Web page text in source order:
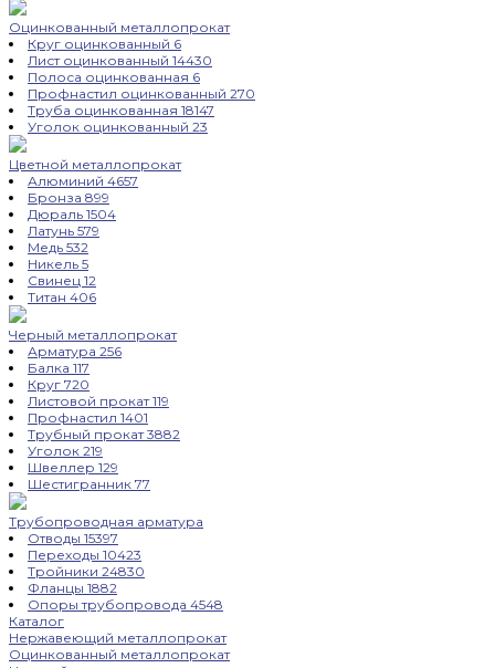
Оцинкованный металлопрокат
Круг оцинкованный 6
Лист оцинкованный 14430
Полоса оцинкованная 6
Профнастил оцинкованный 270
Труба оцинкованная 18147
Уголок оцинкованный 23
Цветной металлопрокат
Алюминий 4657
Бронза 899
Дюраль 1504
Латунь 579
Медь 532
Никель 5
Свинец 12
Титан 406
Черный металлопрокат
Арматура 256
Балка 117
Круг 720
Листовой прокат119
Профнастил 1401
Трубный прокат3882
Уголок 219
Швеллер 129
Шестигранник 77
Трубопроводная арматура
Отводы 15397
Переходы 10423
Тройники 24830
Фланцы 1882
Опоры трубопровода 4548
Каталог
Нержавеющий металлопрокат
Оцинкованный металлопрокат